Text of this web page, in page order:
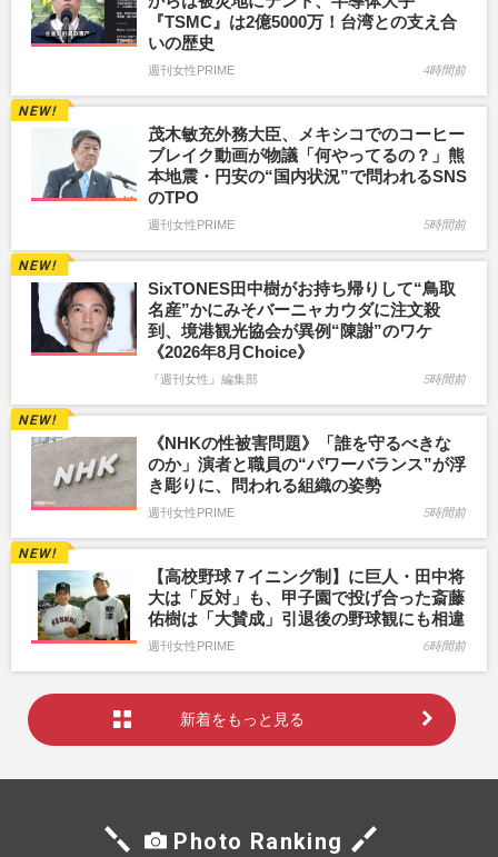
『TSMC』は2億5000万！台湾との支え合
いの歴史
週刊女性PRIME 4時間前
茂木敏充外務大臣、メキシコでのコーヒー
ブレイク動画が物議「何やってるの？」熊
本地震・円安の“国内状況”で問われるSNS
のTPO
週刊女性PRIME 5時間前
SixTONES田中樹がお持ち帰りして“鳥取
名産”かにみそバーニャカウダに注文殺
到、境港観光協会が異例“陳謝”のワケ
《2026年8月Choice》
『週刊女性』編集部 5時間前
《NHKの性被害問題》「誰を守るべきな
のか」演者と職員の“パワーバランス”が浮
き彫りに、問われる組織の姿勢
週刊女性PRIME 5時間前
【高校野球７イニング制】に巨人・田中将
大は「反対」も、甲子園で投げ合った斎藤
佑樹は「大賛成」引退後の野球観にも相違
週刊女性PRIME 6時間前
新着をもっと見る
Photo Ranking